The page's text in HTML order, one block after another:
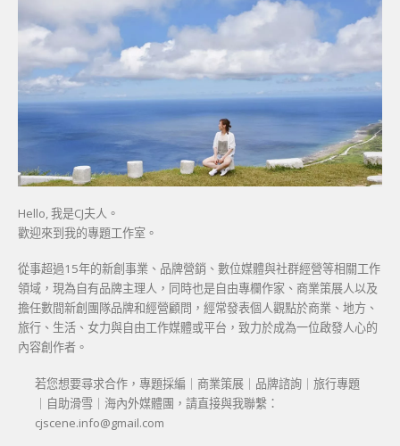
Hello, 我是CJ夫人。
歡迎來到我的專題工作室。
從事超過15年的新創事業、品牌營銷、數位媒體與社群經營等相關工作
領域，現為自有品牌主理人，同時也是自由專欄作家、商業策展人以及
擔任數間新創團隊品牌和經營顧問，經常發表個人觀點於商業、地方、
旅行、生活、女力與自由工作媒體或平台，致力於成為一位啟發人心的
內容創作者。
若您想要尋求合作，專題採編｜商業策展｜品牌諮詢｜旅行專題
｜自助滑雪｜海內外媒體團，請直接與我聯繫：
cjscene.info@gmail.com